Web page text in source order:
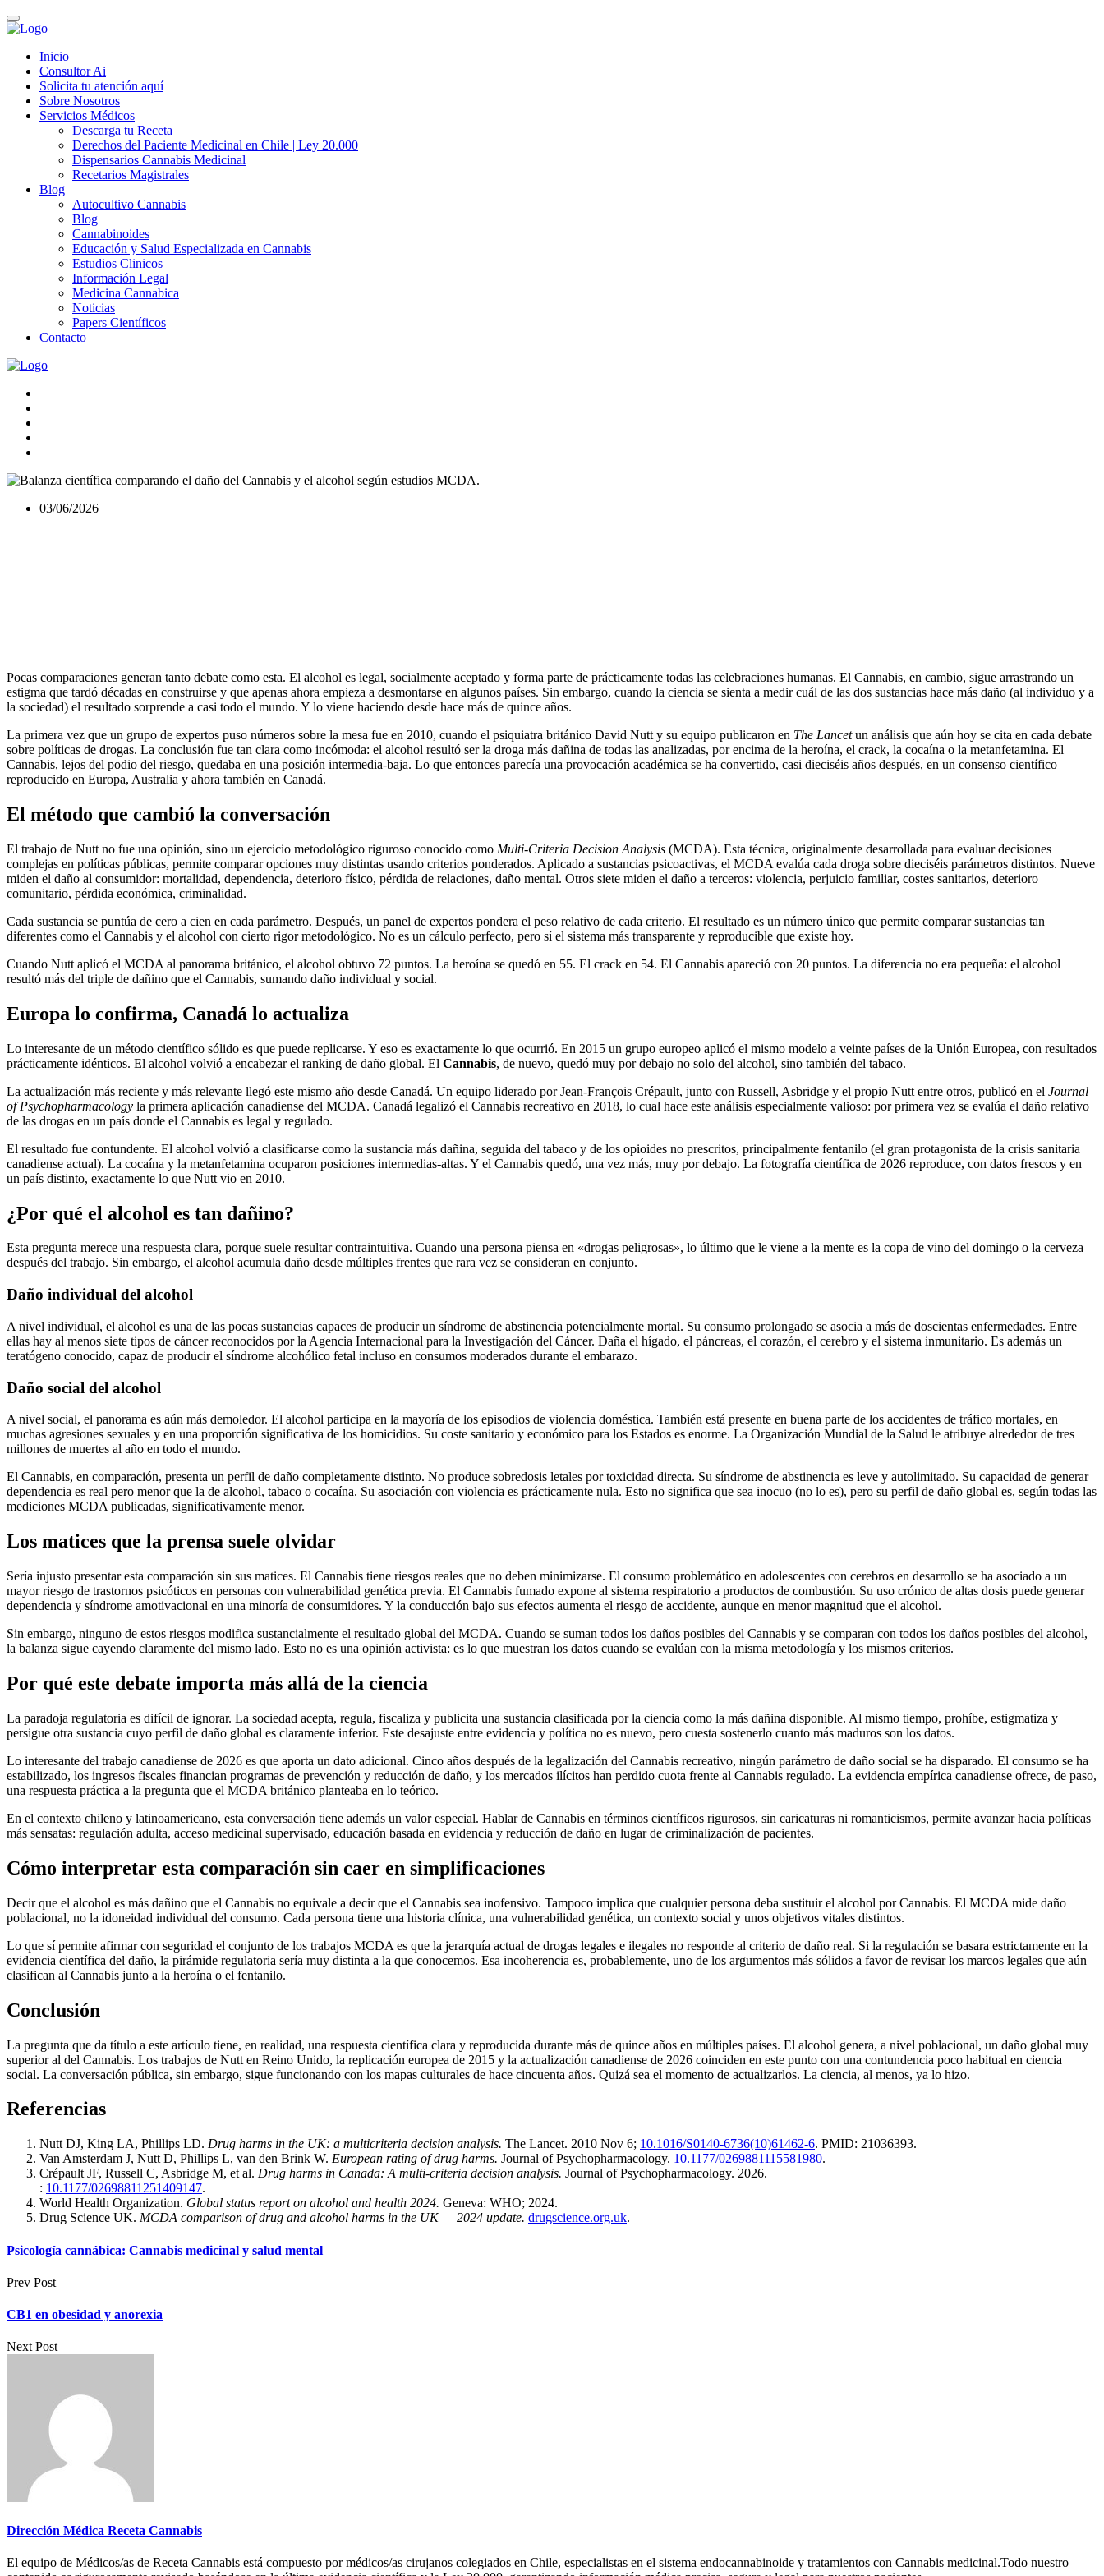
Inicio
Consultor Ai
Solicita tu atención aquí
Sobre Nosotros
Servicios Médicos
Descarga tu Receta
Derechos del Paciente Medicinal en Chile | Ley 20.000
Dispensarios Cannabis Medicinal
Recetarios Magistrales
Blog
Autocultivo Cannabis
Blog
Cannabinoides
Educación y Salud Especializada en Cannabis
Estudios Clinicos
Información Legal
Medicina Cannabica
Noticias
Papers Científicos
Contacto
03/06/2026
Pocas comparaciones generan tanto debate como esta. El alcohol es legal, socialmente aceptado y forma parte de prácticamente todas las celebraciones humanas. El Cannabis, en cambio, sigue arrastrando un
estigma que tardó décadas en construirse y que apenas ahora empieza a desmontarse en algunos países. Sin embargo, cuando la ciencia se sienta a medir cuál de las dos sustancias hace más daño (al individuo y a
la sociedad) el resultado sorprende a casi todo el mundo. Y lo viene haciendo desde hace más de quince años.
La primera vez que un grupo de expertos puso números sobre la mesa fue en 2010, cuando el psiquiatra británico David Nutt y su equipo publicaron en The Lancetun análisis que aún hoy se cita en cada debate
sobre políticas de drogas. La conclusión fue tan clara como incómoda: el alcohol resultó ser la droga más dañina de todas las analizadas, por encima de la heroína, el crack, la cocaína o la metanfetamina. El
Cannabis, lejos del podio del riesgo, quedaba en una posición intermedia-baja. Lo que entonces parecía una provocación académica se ha convertido, casi dieciséis años después, en un consenso científico
reproducido en Europa, Australia y ahora también en Canadá.
El método que cambió la conversación
El trabajo de Nutt no fue una opinión, sino un ejercicio metodológico riguroso conocido como Multi-Criteria Decision Analysis (MCDA). Esta técnica, originalmente desarrollada para evaluar decisiones
complejas en políticas públicas, permite comparar opciones muy distintas usando criterios ponderados. Aplicado a sustancias psicoactivas, el MCDA evalúa cada droga sobre dieciséis parámetros distintos. Nueve
miden el daño al consumidor: mortalidad, dependencia, deterioro físico, pérdida de relaciones, daño mental. Otros siete miden el daño a terceros: violencia, perjuicio familiar, costes sanitarios, deterioro
comunitario, pérdida económica, criminalidad.
Cada sustancia se puntúa de cero a cien en cada parámetro. Después, un panel de expertos pondera el peso relativo de cada criterio. El resultado es un número único que permite comparar sustancias tan
diferentes como el Cannabis y el alcohol con cierto rigor metodológico. No es un cálculo perfecto, pero sí el sistema más transparente y reproducible que existe hoy.
Cuando Nutt aplicó el MCDA al panorama británico, el alcohol obtuvo 72 puntos. La heroína se quedó en 55. El crack en 54. El Cannabis apareció con 20 puntos. La diferencia no era pequeña: el alcohol
resultó más del triple de dañino que el Cannabis, sumando daño individual y social.
Europa lo confirma, Canadá lo actualiza
Lo interesante de un método científico sólido es que puede replicarse. Y eso es exactamente lo que ocurrió. En 2015 un grupo europeo aplicó el mismo modelo a veinte países de la Unión Europea, con resultados
prácticamente idénticos. El alcohol volvió a encabezar el ranking de daño global. El Cannabis, de nuevo, quedó muy por debajo no solo del alcohol, sino también del tabaco.
La actualización más reciente y más relevante llegó este mismo año desde Canadá. Un equipo liderado por Jean-François Crépault, junto con Russell, Asbridge y el propio Nutt entre otros, publicó en el Journal
of Psychopharmacology la primera aplicación canadiense del MCDA. Canadá legalizó el Cannabis recreativo en 2018, lo cual hace este análisis especialmente valioso: por primera vez se evalúa el daño relativo
de las drogas en un país donde el Cannabis es legal y regulado.
El resultado fue contundente. El alcohol volvió a clasificarse como la sustancia más dañina, seguida del tabaco y de los opioides no prescritos, principalmente fentanilo (el gran protagonista de la crisis sanitaria
canadiense actual). La cocaína y la metanfetamina ocuparon posiciones intermedias-altas. Y el Cannabis quedó, una vez más, muy por debajo. La fotografía científica de 2026 reproduce, con datos frescos y en
un país distinto, exactamente lo que Nutt vio en 2010.
¿Por qué el alcohol es tan dañino?
Esta pregunta merece una respuesta clara, porque suele resultar contraintuitiva. Cuando una persona piensa en «drogas peligrosas», lo último que le viene a la mente es la copa de vino del domingo o la cerveza
después del trabajo. Sin embargo, el alcohol acumula daño desde múltiples frentes que rara vez se consideran en conjunto.
Daño individual del alcohol
A nivel individual, el alcohol es una de las pocas sustancias capaces de producir un síndrome de abstinencia potencialmente mortal. Su consumo prolongado se asocia a más de doscientas enfermedades. Entre
ellas hay al menos siete tipos de cáncer reconocidos por la Agencia Internacional para la Investigación del Cáncer. Daña el hígado, el páncreas, el corazón, el cerebro y el sistema inmunitario. Es además un
teratógeno conocido, capaz de producir el síndrome alcohólico fetal incluso en consumos moderados durante el embarazo.
Daño social del alcohol
A nivel social, el panorama es aún más demoledor. El alcohol participa en la mayoría de los episodios de violencia doméstica. También está presente en buena parte de los accidentes de tráfico mortales, en
muchas agresiones sexuales y en una proporción significativa de los homicidios. Su coste sanitario y económico para los Estados es enorme. La Organización Mundial de la Salud le atribuye alrededor de tres
millones de muertes al año en todo el mundo.
El Cannabis, en comparación, presenta un perfil de daño completamente distinto. No produce sobredosis letales por toxicidad directa. Su síndrome de abstinencia es leve y autolimitado. Su capacidad de generar
dependencia es real pero menor que la de alcohol, tabaco o cocaína. Su asociación con violencia es prácticamente nula. Esto no significa que sea inocuo (no lo es), pero su perfil de daño global es, según todas las
mediciones MCDA publicadas, significativamente menor.
Los matices que la prensa suele olvidar
Sería injusto presentar esta comparación sin sus matices. El Cannabis tiene riesgos reales que no deben minimizarse. El consumo problemático en adolescentes con cerebros en desarrollo se ha asociado a un
mayor riesgo de trastornos psicóticos en personas con vulnerabilidad genética previa. El Cannabis fumado expone al sistema respiratorio a productos de combustión. Su uso crónico de altas dosis puede generar
dependencia y síndrome amotivacional en una minoría de consumidores. Y la conducción bajo sus efectos aumenta el riesgo de accidente, aunque en menor magnitud que el alcohol.
Sin embargo, ninguno de estos riesgos modifica sustancialmente el resultado global del MCDA. Cuando se suman todos los daños posibles del Cannabis y se comparan con todos los daños posibles del alcohol,
la balanza sigue cayendo claramente del mismo lado. Esto no es una opinión activista: es lo que muestran los datos cuando se evalúan con la misma metodología y los mismos criterios.
Por qué este debate importa más allá de la ciencia
La paradoja regulatoria es difícil de ignorar. La sociedad acepta, regula, fiscaliza y publicita una sustancia clasificada por la ciencia como la más dañina disponible. Al mismo tiempo, prohíbe, estigmatiza y
persigue otra sustancia cuyo perfil de daño global es claramente inferior. Este desajuste entre evidencia y política no es nuevo, pero cuesta sostenerlo cuanto más maduros son los datos.
Lo interesante del trabajo canadiense de 2026 es que aporta un dato adicional. Cinco años después de la legalización del Cannabis recreativo, ningún parámetro de daño social se ha disparado. El consumo se ha
estabilizado, los ingresos fiscales financian programas de prevención y reducción de daño, y los mercados ilícitos han perdido cuota frente al Cannabis regulado. La evidencia empírica canadiense ofrece, de paso,
una respuesta práctica a la pregunta que el MCDA británico planteaba en lo teórico.
En el contexto chileno y latinoamericano, esta conversación tiene además un valor especial. Hablar de Cannabis en términos científicos rigurosos, sin caricaturas ni romanticismos, permite avanzar hacia políticas
más sensatas: regulación adulta, acceso medicinal supervisado, educación basada en evidencia y reducción de daño en lugar de criminalización de pacientes.
Cómo interpretar esta comparación sin caer en simplificaciones
Decir que el alcohol es más dañino que el Cannabis no equivale a decir que el Cannabis sea inofensivo. Tampoco implica que cualquier persona deba sustituir el alcohol por Cannabis. El MCDA mide daño
poblacional, no la idoneidad individual del consumo. Cada persona tiene una historia clínica, una vulnerabilidad genética, un contexto social y unos objetivos vitales distintos.
Lo que sí permite afirmar con seguridad el conjunto de los trabajos MCDA es que la jerarquía actual de drogas legales e ilegales no responde al criterio de daño real. Si la regulación se basara estrictamente en la
evidencia científica del daño, la pirámide regulatoria sería muy distinta a la que conocemos. Esa incoherencia es, probablemente, uno de los argumentos más sólidos a favor de revisar los marcos legales que aún
clasifican al Cannabis junto a la heroína o el fentanilo.
Conclusión
La pregunta que da título a este artículo tiene, en realidad, una respuesta científica clara y reproducida durante más de quince años en múltiples países. El alcohol genera, a nivel poblacional, un daño global muy
superior al del Cannabis. Los trabajos de Nutt en Reino Unido, la replicación europea de 2015 y la actualización canadiense de 2026 coinciden en este punto con una contundencia poco habitual en ciencia
social. La conversación pública, sin embargo, sigue funcionando con los mapas culturales de hace cincuenta años. Quizá sea el momento de actualizarlos. La ciencia, al menos, ya lo hizo.
Referencias
Nutt DJ, King LA, Phillips LD. Drug harms in the UK: a multicriteria decision analysis. The Lancet. 2010 Nov 6; 10.1016/S0140-6736(10)61462-6. PMID: 21036393.
Van Amsterdam J, Nutt D, Phillips L, van den Brink W. European rating of drug harms. Journal of Psychopharmacology. 10.1177/0269881115581980.
Crépault JF, Russell C, Asbridge M, et al. Drug harms in Canada: A multi-criteria decision analysis. Journal of Psychopharmacology. 2026.
: 10.1177/02698811251409147.
World Health Organization. Global status report on alcohol and health 2024. Geneva: WHO; 2024.
Drug Science UK. MCDA comparison of drug and alcohol harms in the UK — 2024 update. drugscience.org.uk.
Psicología cannábica: Cannabis medicinal y salud mental
Prev Post
CB1 en obesidad y anorexia
Next Post
Dirección Médica Receta Cannabis
El equipo de Médicos/as de Receta Cannabis está compuesto por médicos/as cirujanos colegiados en Chile, especialistas en el sistema endocannabinoide y tratamientos con Cannabis medicinal.Todo nuestro